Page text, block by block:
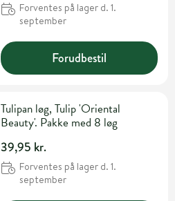
Forventes på lager d. 1.
september
Forudbestil
Tulipan løg, Tulip 'Oriental
Beauty'. Pakke med 8 løg
39,95 kr.
Forventes på lager d. 1.
september